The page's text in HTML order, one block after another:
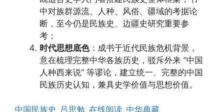
中对族群源流、人种、风俗、疆域的考据论
断，至今仍是民族史、边疆史研究重要参
考；
时代思想底色：成书于近代民族危机背景，
意在梳理完整中华各族历史，驳斥外来 “中国
人种西来说” 等谬论，建立统一、完整的中国
民族历史认知，兼具史学价值与思想价值。
中国民族史_吕思勉_在线阅读_中华典藏